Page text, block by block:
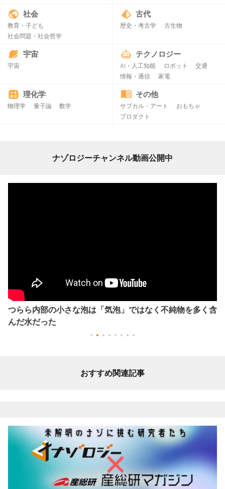
社会
教育・子ども
社会問題・社会哲学
古代
歴史・考古学 古生物
宇宙
宇宙
テクノロジー
AI・人工知能 ロボット
交通
情報・通信
家電
理化学
物理学 量子論 数学
その他
サブカル・アート
おもちゃ
プロダクト
ナゾロジーチャンネル動画公開中
つらら内部の小さな泡は「気泡」ではなく不純物を多く含
んだ水だった
おすすめ関連記事